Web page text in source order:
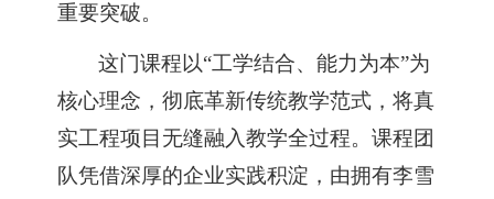
重要突破。
这门课程以“工学结合、能力为本”为
核心理念，彻底革新传统教学范式，将真
实工程项目无缝融入教学全过程。课程团
队凭借深厚的企业实践积淀，由拥有李雪